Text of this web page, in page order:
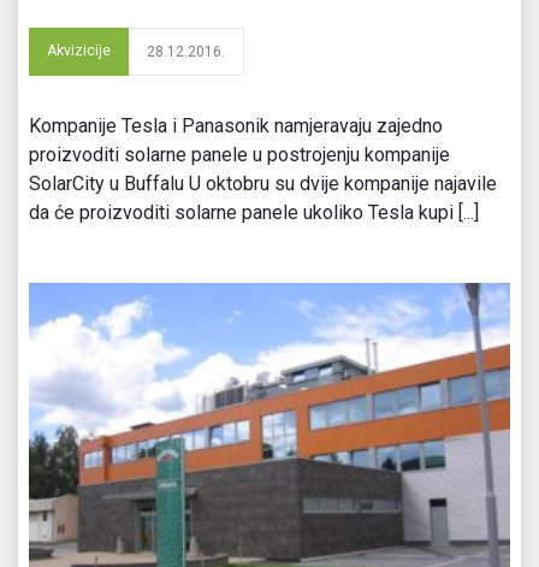
Akvizicije 28.12.2016.
Kompanije Tesla i Panasonik namjeravaju zajedno
proizvoditi solarne panele u postrojenju kompanije
SolarCity u Buffalu U oktobru su dvije kompanije najavile
da će proizvoditi solarne panele ukoliko Tesla kupi [...]